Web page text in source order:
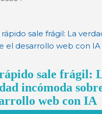
sale frágil:
incómoda
web con IA